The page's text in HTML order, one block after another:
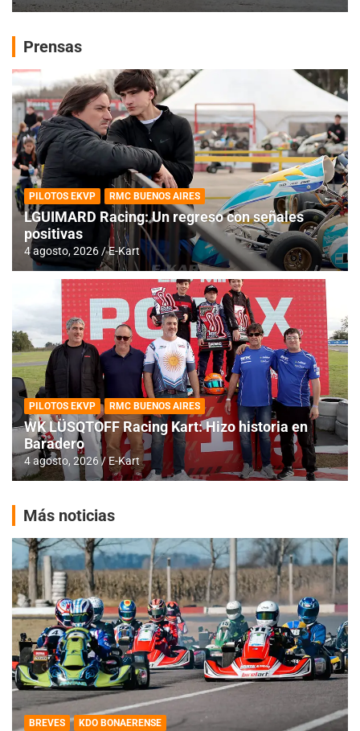
Prensas
PILOTOS EKVP RMC BUENOS AIRES
LGUIMARD Racing: Un regreso con señales
positivas
4 agosto, 2026 E-Kart
PILOTOS EKVP RMC BUENOS AIRES
WK LÜSQTOFF Racing Kart: Hizo historia en
Baradero
4 agosto, 2026 E-Kart
Más noticias
BREVES KDO BONAERENSE